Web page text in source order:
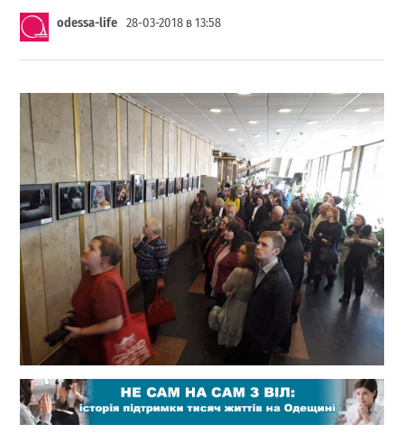
odessa-life 28-03-2018 в 13:58